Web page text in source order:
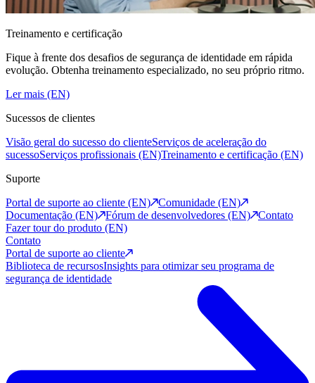
Treinamento e certificação
Fique à frente dos desafios de segurança de identidade em rápida
evolução. Obtenha treinamento especializado, no seu próprio ritmo.
Ler mais (EN)
Sucessos de clientes
Visão geral do sucesso do clienteServiços de aceleração do
sucessoServiços profissionais (EN)Treinamento e certificação (EN)
Suporte
Portal de suporte ao cliente (EN)
Comunidade (EN)
Documentação (EN)
Fórum de desenvolvedores (EN)
Contato
Fazer tour do produto (EN)
Contato
Portal de suporte ao cliente
Biblioteca de recursosInsights para otimizar seu programa de
segurança de identidade